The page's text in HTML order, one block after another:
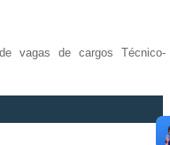
vagas de cargos Técnico-